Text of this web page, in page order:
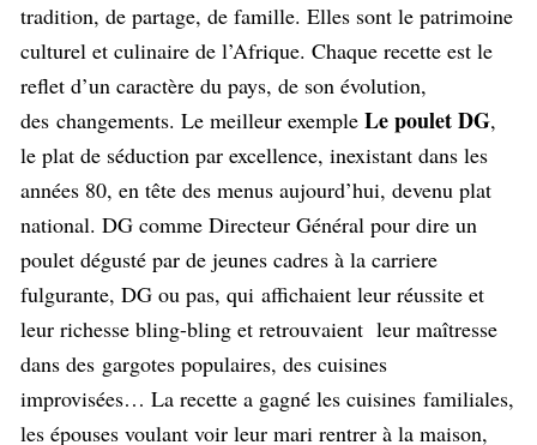
tradition, de partage, de famille. Elles sont le patrimoine
culturel et culinaire de l’Afrique. Chaque recette est le
reflet d’un caractère du pays, de son évolution,
des changements. Le meilleur exemple Le poulet DG,
le plat de séduction par excellence, inexistant dans les
années 80, en tête des menus aujourd’hui, devenu plat
national. DG comme Directeur Général pour dire un
poulet dégusté par de jeunes cadres à la carriere
fulgurante, DG ou pas, qui affichaient leur réussite et
leur richesse bling-bling et retrouvaient leur maîtresse
dans des gargotes populaires, des cuisines
improvisées… La recette a gagné les cuisines familiales,
les épouses voulant voir leur mari rentrer à la maison,